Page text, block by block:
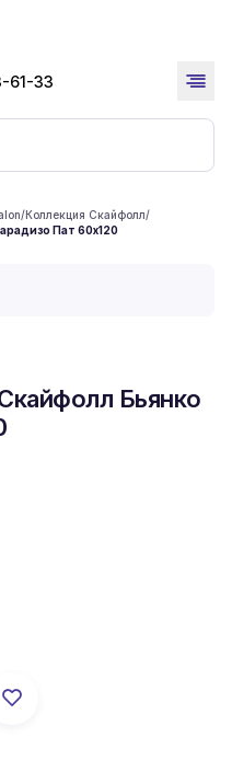
61-33
/Коллекция Скайфолл/
Пат 60x120
Бьянко